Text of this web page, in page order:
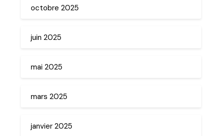
octobre 2025
juin 2025
mai 2025
mars 2025
janvier 2025